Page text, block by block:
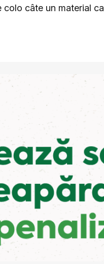
câte un material